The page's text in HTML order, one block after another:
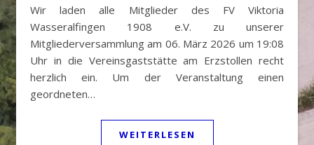
Wir laden alle Mitglieder des FV Viktoria
Wasseralfingen 1908 e.V. zu unserer
Mitgliederversammlung am 06. März 2026 um 19:08
Uhr in die Vereinsgaststätte am Erzstollen recht
herzlich ein. Um der Veranstaltung einen
geordneten…
WEITERLESEN